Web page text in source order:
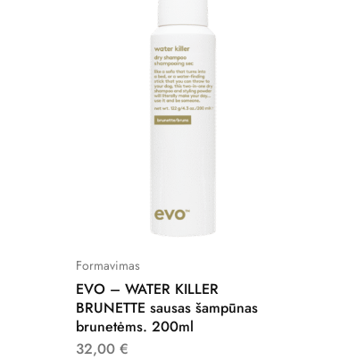
Formavimas
EVO – WATER KILLER
BRUNETTE sausas šampūnas
brunetėms. 200ml
32,00 €